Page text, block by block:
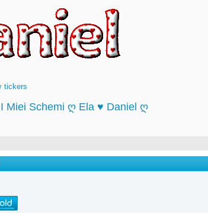
I Miei Schemi ღ Ela ♥ Daniel ღ